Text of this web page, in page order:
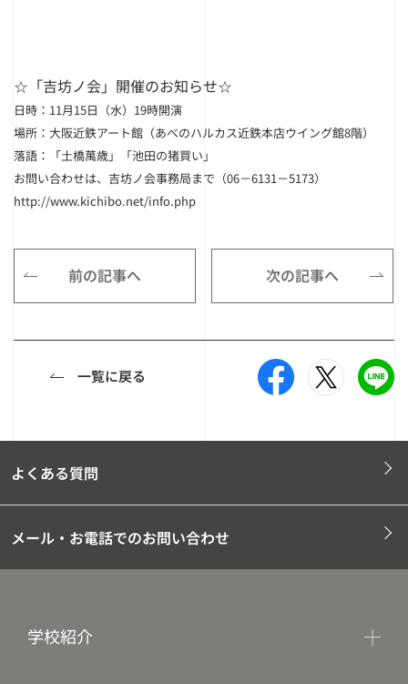
☆「吉坊ノ会」開催のお知らせ☆
日時：11月15日（水）19時開演
場所：大阪近鉄アート館（あべのハルカス近鉄本店ウイング館8階）
落語：「土橋萬歳」「池田の猪買い」
お問い合わせは、吉坊ノ会事務局まで（06－6131－5173）
http://www.kichibo.net/info.php
前の記事へ 次の記事へ
一覧に戻る
よくある質問
メール・お電話でのお問い合わせ
学校紹介